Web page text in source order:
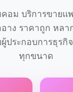
อม บริการขายแ
าง ราคาถูก หลา
ประกอบการธุรกิ
ทุกขนาด